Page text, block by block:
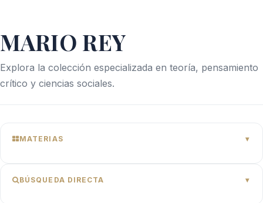
MARIO REY
Explora la colección especializada en teoría, pensamiento
crítico y ciencias sociales.
MATERIAS
BÚSQUEDA DIRECTA